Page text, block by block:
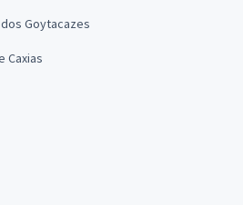
Goytacazes
Caxias